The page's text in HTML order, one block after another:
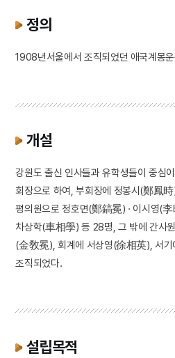
10 윤석중 동요집
정의
1908년서울에서 조직되었던 애국계몽
개설
강원도 출신 인사들과 유학생들이 중심
회장으로 하여, 부회장에 정봉시(鄭鳳
평의원으로 정호면(鄭鎬冕) · 이시영(
차상학(車相學) 등 28명, 그 밖에 간사
(金敎冕), 회계에 서상영(徐相英), 서
조직되었다.
설립목적